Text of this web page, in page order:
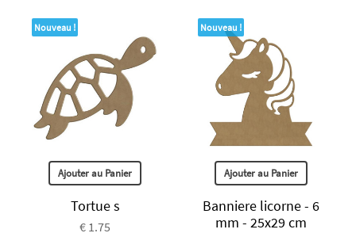
Nouveau !
Ajouter au Panier
Tortue s
€ 1.75
Nouveau !
Ajouter au Panier
Banniere licorne - 6
mm - 25x29 cm